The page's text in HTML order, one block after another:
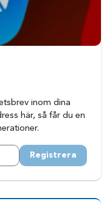
inom dina
här, så får du en
Registrera